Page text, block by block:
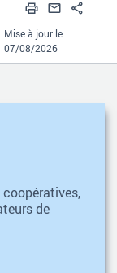
Imprimer
Mise à jour le
07/08/2026
de